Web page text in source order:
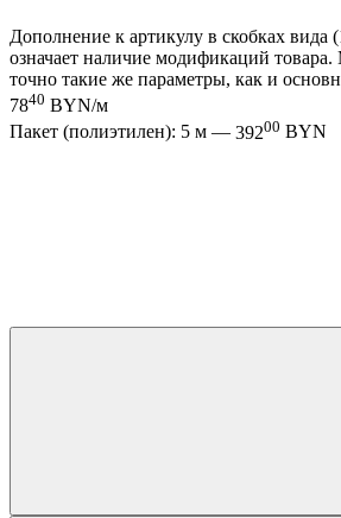
Дополнение к артикулу в скобках вида
означает наличие модификаций
точно такие же параметры, как и
7840 BYN/м
Пакет (полиэтилен): 5 м — 39200 BYN